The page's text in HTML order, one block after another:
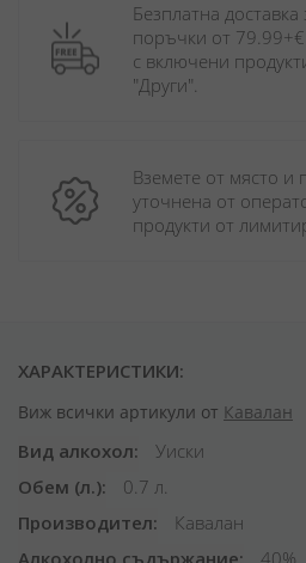
Безплатна
поръчки от 79.99+€
с включени
"Други".
Вземете от място и
уточнена от
продукти от
ХАРАКТЕРИСТИКИ:
Виж всички артикули от Кавалан
Вид алкохол
Уиски
Обем (л.)
0.7 л.
Производител
Кавалан
Алкохолно съдържание
40%